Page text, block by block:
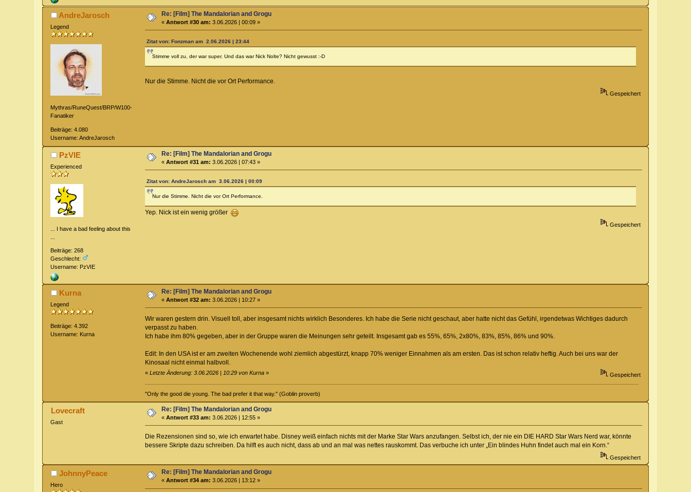
AndreJarosch
Legend
Mythras/RuneQuest/BRP/W100-
Fanatiker
Beiträge: 4.080
Username: AndreJarosch
Re: [Film] The Mandalorian and Grogu
«Antwort #30 am: 3.06.2026 | 00:09 »
Zitat von: Fonzman am 2.06.2026 | 23:44
Stimme voll zu, der war super. Und das war Nick Nolte? Nicht gewusst :-D
Nur die Stimme. Nicht die vor Ort Performance.
Gespeichert
PzVIE
Experienced
... I have a bad feeling about this
Beiträge: 268
Geschlecht:
Username: PzVIE
Re: [Film] The Mandalorian and Grogu
«Antwort #31 am: 3.06.2026 | 07:43 »
Zitat von: AndreJarosch am 3.06.2026 | 00:09
Nur die Stimme. Nicht die vor Ort Performance.
Yep. Nick ist ein wenig größer
Gespeichert
Kurna
Legend
Beiträge: 4.392
Username: Kurna
Re: [Film] The Mandalorian and Grogu
«Antwort #32 am: 3.06.2026 | 10:27 »
Wir waren gestern drin. Visuell toll, aber insgesamt nichts wirklich Besonderes. Ich habe die Serie nicht geschaut, aber hatte nicht das Gefühl, irgendetwas Wichtiges dadurch
verpasst zu haben.
Ich habe ihm 80% gegeben, aber in der Gruppe waren die Meinungen sehr geteilt. Insgesamt gab es 55%, 65%, 2x80%, 83%, 85%, 86% und 90%.
Edit: In den USA ist er am zweiten Wochenende wohl ziemlich abgestürzt, knapp 70% weniger Einnahmen als am ersten. Das ist schon relativ heftig. Auch bei uns war der
Kinosaal nicht einmal halbvoll.
« Letzte Änderung: 3.06.2026 | 10:29 von Kurna» Gespeichert
"Only the good die young. The bad prefer it that way." (Goblin proverb)
Lovecraft
Gast
Re: [Film] The Mandalorian and Grogu
«Antwort #33 am: 3.06.2026 | 12:55 »
Die Rezensionen sind so, wie ich erwartet habe. Disney weiß einfach nichts mit der Marke Star Wars anzufangen. Selbst ich, der nie ein DIE HARD Star Wars Nerd war, könnte
bessere Skripte dazu schreiben. Da hilft es auch nicht, dass ab und an mal was nettes rauskommt. Das verbuche ich unter „Ein blindes Huhn findet auch mal ein Korn.“
Gespeichert
JohnnyPeace
Hero
Re: [Film] The Mandalorian and Grogu
«Antwort #34 am: 3.06.2026 | 13:12 »